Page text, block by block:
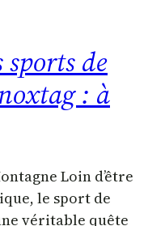
de
: à
Loin d’être
le sport de
véritable quête